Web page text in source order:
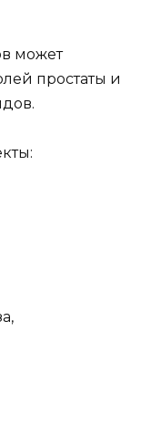
может
простаты и